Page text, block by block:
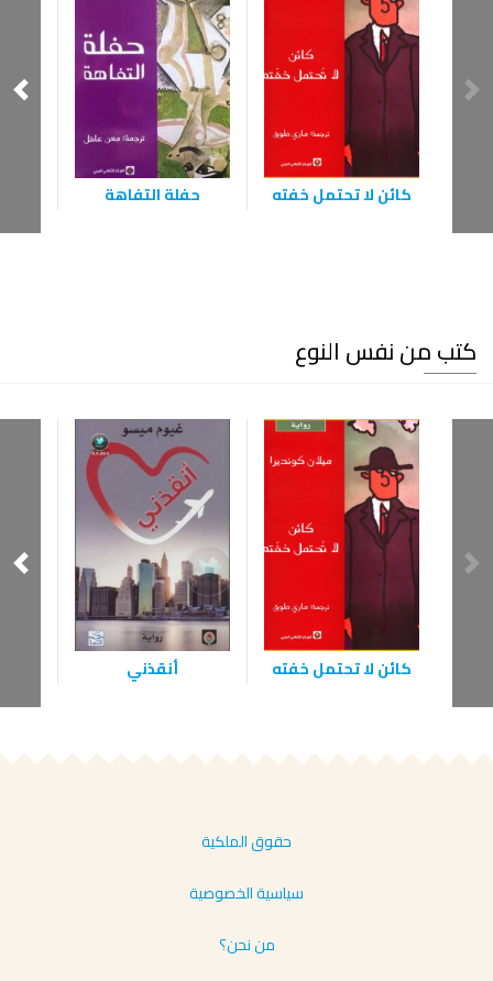
كائن لا تحتمل خفته حفلة التفاهة
كتب من نفس النوع
كائن لا تحتمل خفته أنقذني
حقوق الملكية
سياسية الخصوصية
من نحن؟